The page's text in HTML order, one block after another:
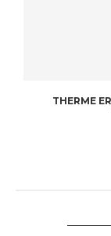
THERME